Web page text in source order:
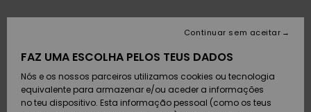
Calçado e
chinelos
MENINO
Calçado e
chinelos
MULHER
chegados
Highlights
SURF
Crianças
Highlights
Artigos
Criança
Criança
Outlet
Devoluções
Pagamento
FAZ UMA ESCOLHA PELOS TEUS DADOS
Nós e os nossos parceiros utilizamos cookies ou tecnologia
equivalente para armazenar e/ou aceder a informações
no teu dispositivo. Esta informação pessoal (como os teus
Continuar sem aceitar